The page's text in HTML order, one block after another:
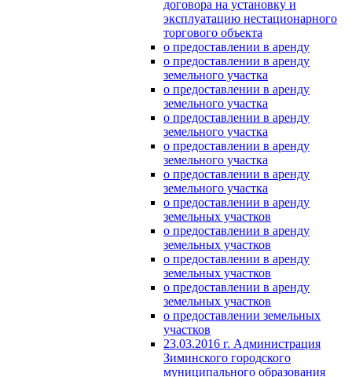
договора на установку и
эксплуатацию нестационарного
торгового объекта
о предоставлении в аренду
о предоставлении в аренду
земельного участка
о предоставлении в аренду
земельного участка
о предоставлении в аренду
земельного участка
о предоставлении в аренду
земельного участка
о предоставлении в аренду
земельного участка
о предоставлении в аренду
земельных участков
о предоставлении в аренду
земельных участков
о предоставлении в аренду
земельных участков
о предоставлении в аренду
земельных участков
о предоставлении земельных
участков
23.03.2016 г. Администрация
Зиминского городского
муниципального образования